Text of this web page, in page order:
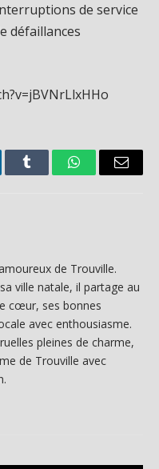
de service
défaillances
Tumblr WhatsAppEmail
de Trouville.
ville natale, il partage au
cœur, ses bonnes
avec enthousiasme.
pleines de charme,
de Trouville avec